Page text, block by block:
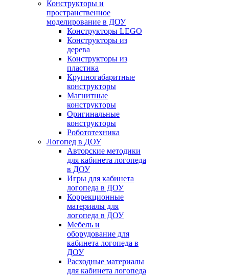
Конструкторы и
пространственное
моделирование в ДОУ
Конструкторы LEGO
Конструкторы из
дерева
Конструкторы из
пластика
Крупногабаритные
конструкторы
Магнитные
конструкторы
Оригинальные
конструкторы
Робототехника
Логопед в ДОУ
Авторские методики
для кабинета логопеда
в ДОУ
Игры для кабинета
логопеда в ДОУ
Коррекционные
материалы для
логопеда в ДОУ
Мебель и
оборудование для
кабинета логопеда в
ДОУ
Расходные материалы
для кабинета логопеда